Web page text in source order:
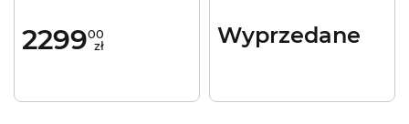
229900
zł
Wyprzedane